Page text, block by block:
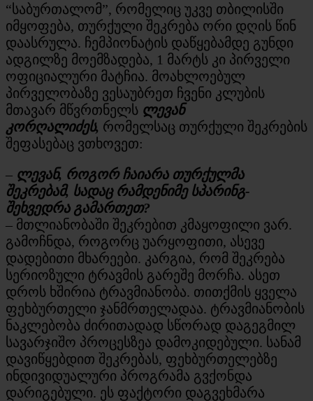
“საბურთალომ”, რომელიც უკვე თბილისში
იმყოფება, თურქული შეკრება ორი დღის წინ
დაასრულა. ჩემპიონატის დაწყებამდე გუნდი
ადგილზე მოემზადება, 1 მარტს კი პირველი
ოფიციალური მატჩია. მოახლოებულ
პირველობაზე ვესაუბრეთ ჩვენი კლუბის
მთავარ მწვრთნელს ლევან
კორღალიძეს, რომელსაც თურქული შეკრების
შეფასებაც ვთხოვეთ:
– ლევან, როგორ ჩაიარა თურქულმა
შეკრებამ, სადაც რამდენიმე სპარინგ-
შეხვედრა გამართეთ?
– მთლიანობაში შეკრებით კმაყოფილი ვარ.
გამოჩნდა, როგორც უარყოფითი, ასევე
დადებითი მხარეები. კარგია, რომ შეკრება
სერიოზული ტრავმის გარეშე მორჩა. ასეთ
დროს ხშირია ტრავმიანობა. თითქმის ყველა
ფეხბურთელი ჯანმრთელადაა. ტრავმიანობის
ნაკლებობა ძირითადად სწორად დაგეგმილ
სავარჯიშო პროცესზეა დამოკიდებული. სანამ
დავიწყებდით შეკრებას, ფეხბურთელებზე
ინდივიდუალური პროგრამა გვქონდა
დარიგებული. ეს ფაქტორი დაგვეხმარა